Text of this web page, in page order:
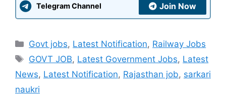
Telegram Channel Join Now
Categories
Govt jobs, Latest Notification, Railway Jobs
Tags
GOVT JOB, Latest Government Jobs, Latest
News, Latest Notification, Rajasthan job, sarkari
naukri